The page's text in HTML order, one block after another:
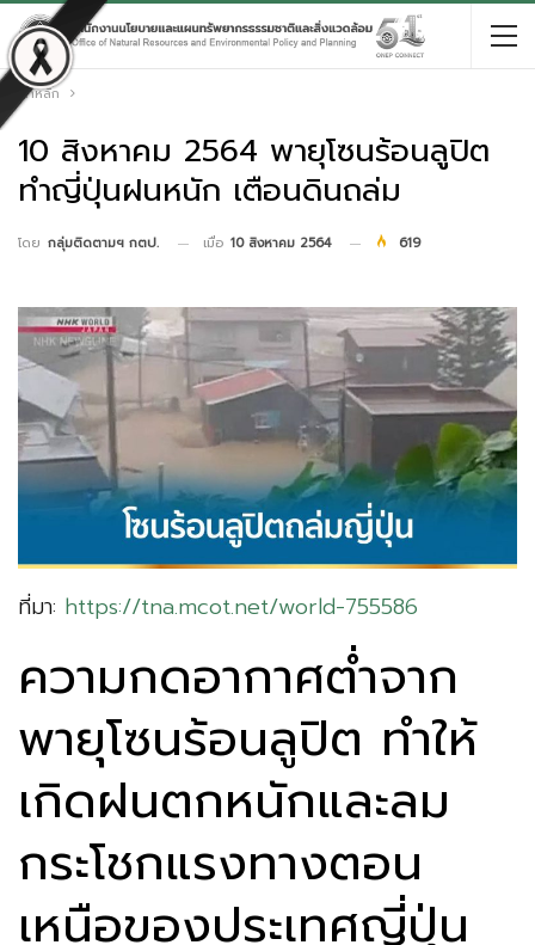
หน้าหลัก
10 สิงหาคม 2564 พายุโซนร้อนลูปิต
ทำญี่ปุ่นฝนหนัก เตือนดินถล่ม
โดย กลุ่มติดตามฯ กตป. เมื่อ 10 สิงหาคม 2564 619
ที่มา: https://tna.mcot.net/world-755586
ความกดอากาศต่ำจาก
พายุโซนร้อนลูปิต ทำให้
เกิดฝนตกหนักและลม
กระโชกแรงทางตอน
เหนือของประเทศญี่ปุ่น